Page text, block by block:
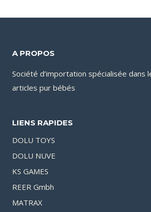
A PROPOS
Société d’importation spécialisée dans
articles pur bébés
LIENS RAPIDES
DOLU TOYS
DOLU NUVE
KS GAMES
REER Gmbh
MATRAX